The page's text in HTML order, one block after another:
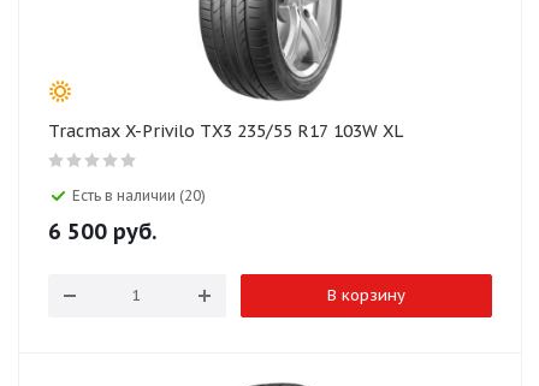
Tracmax X-Privilo TX3 235/55 R17 103W XL
Есть в наличии (20)
6 500 руб.
В корзину